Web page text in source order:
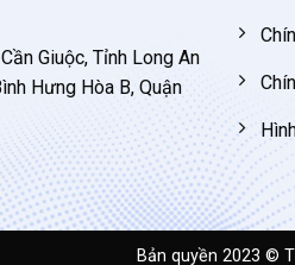
Giuộc, Tỉnh Long An
Hưng Hòa B, Quận
Bản quyền 2023 ©